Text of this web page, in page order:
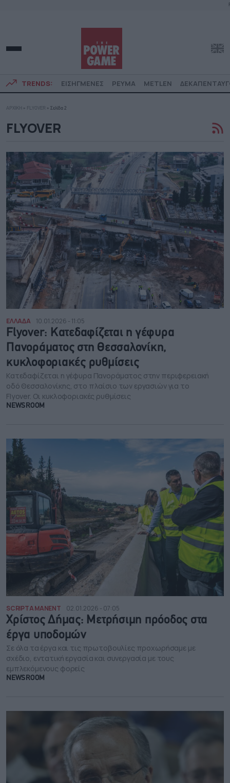
TRENDS: ΕΙΣΗΓΜΕΝΕΣ ΡΕΥΜΑ METLEN
ΑΡΧΙΚΗ » FLYOVER » Σελίδα 2
FLYOVER
ΕΛΛΑΔΑ 10.01.2026 - 11:05
Flyover: Κατεδαφίζεται η γέφυρα
Πανοράματος στη Θεσσαλονίκη,
κυκλοφοριακές ρυθμίσεις
Κατεδαφίζεται η γέφυρα Πανοράματος στην περιφερειακή
οδό Θεσσαλονίκης, στο πλαίσιο των εργασιών για το
Flyover. Οι κυκλοφοριακές ρυθμίσεις
NEWSROOM
SCRIPTA MANENT 02.01.2026 - 07:05
Χρίστος Δήμας: Μετρήσιμη πρόοδος στα
έργα υποδομών
Σε όλα τα έργα και τις πρωτοβουλίες προχωρήσαμε με
σχέδιο, εντατική εργασία και συνεργασία με τους
εμπλεκόμενους φορείς
NEWSROOM